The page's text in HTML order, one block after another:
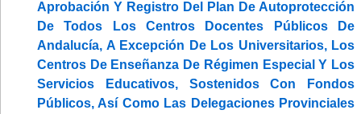
Aprobación Y Registro Del Plan De Autoprotección
De Todos Los Centros Docentes Públicos De
Andalucía, A Excepción De Los Universitarios, Los
Centros De Enseñanza De Régimen Especial Y Los
Servicios Educativos, Sostenidos Con Fondos
Públicos, Así Como Las Delegaciones Provinciales